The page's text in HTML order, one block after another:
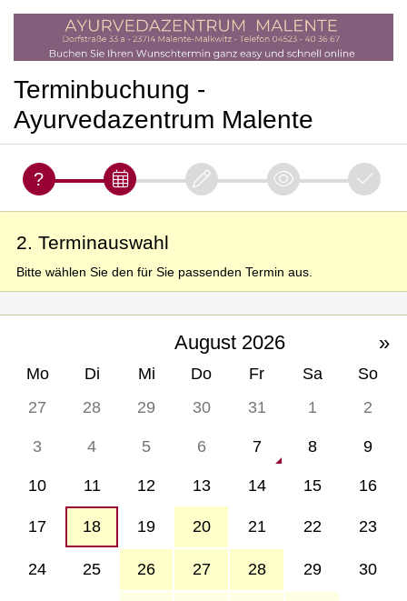
Terminbuchung -
Ayurvedazentrum Malente
2. Terminauswahl
Bitte wählen Sie den für Sie passenden Termin aus.
August 2026 »
Mo Di Mi Do Fr Sa
So
27
28 29 30 31 1 2
3 4 5 6 7 8 9
10 11 12 13 14 15 16
17 18 19 20 21 22 23
24 25 26 27 28 29 30